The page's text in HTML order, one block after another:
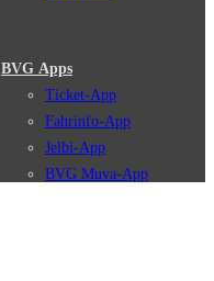
BVG Apps
Ticket-App
Fahrinfo-App
Jelbi-App
BVG Muva-App